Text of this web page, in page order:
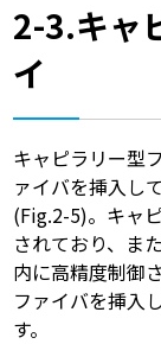
2-3.キャ
イ
キャピラリー型
ァイバを挿入し
(Fig.2-5)。キャ
されており、ま
内に高精度制御
ファイバを挿入
す。